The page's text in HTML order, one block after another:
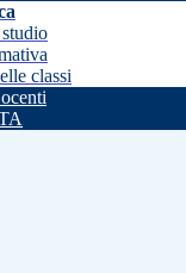
classi